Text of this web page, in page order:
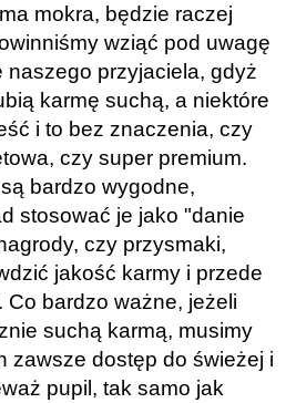
mokra, będzie raczej
wziąć pod uwagę
naszego przyjaciela, gdyż
karmę suchą, a niektóre
i to bez znaczenia, czy
czy super premium.
bardzo wygodne,
stosować je jako "danie
czy przysmaki,
jakość karmy i przede
Co bardzo ważne, jeżeli
suchą karmą, musimy
zawsze dostęp do świeżej i
pupil, tak samo jak